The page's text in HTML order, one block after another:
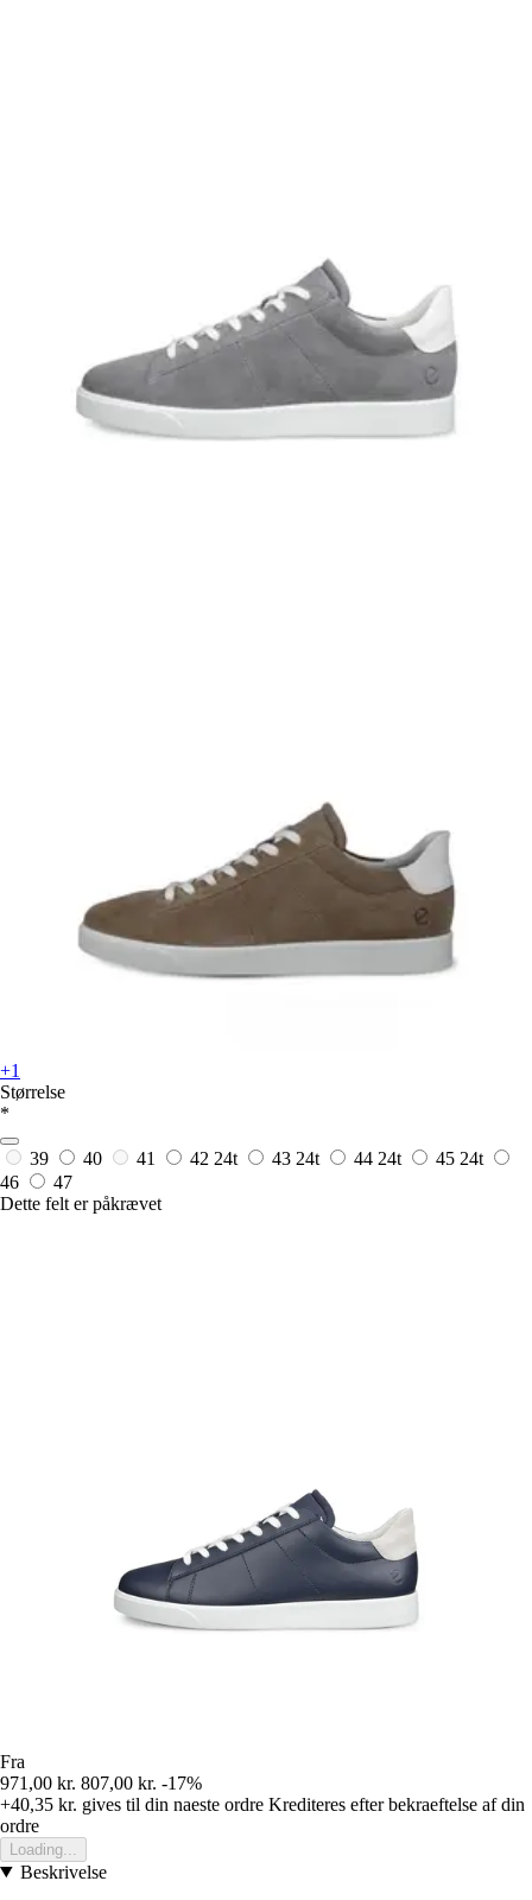
+1
Størrelse
*
39 40 41 42 24t 43 24t 44 24t 45 24t
46
47
Dette felt er påkrævet
Fra
971,00 kr. 807,00 kr. -17%
+40,35 kr. gives til din naeste ordre Krediteres efter bekraeftelse af din
ordre
Loading...
Beskrivelse